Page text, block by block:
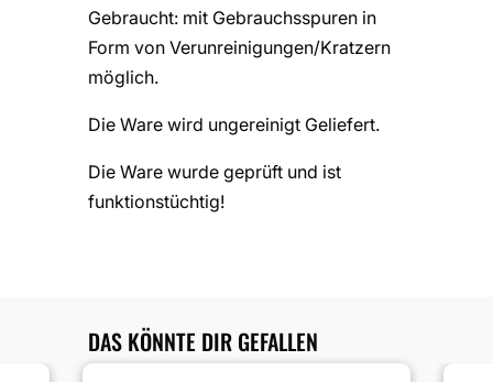
Gebraucht: mit Gebrauchsspuren in
Form von Verunreinigungen/Kratzern
möglich.
Die Ware wird ungereinigt Geliefert.
Die Ware wurde geprüft und ist
funktionstüchtig!
DAS KÖNNTE DIR GEFALLEN